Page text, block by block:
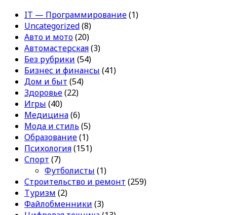
IT — Программирование(1)
Uncategorized(8)
Авто и мото(20)
Автомастерская(3)
Без рубрики (54)
Бизнес и финансы (41)
Дом и быт (54)
Здоровье(22)
Игры (40)
Медицина(6)
Мода и стиль (5)
Образование(1)
Психология(151)
Спорт (7)
Футболисты (1)
Строительство и ремонт (259)
Туризм (2)
Файлобменники (3)